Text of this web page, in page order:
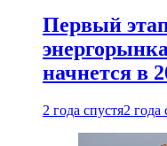
Первый
начнется в
2 года спустя2 года